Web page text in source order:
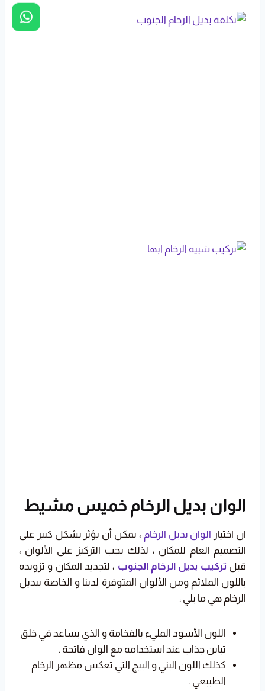
الوان بديل الرخام خميس مشيط
ان اختيار الوان بديل الرخام ، يمكن أن يؤثر بشكل كبير على
التصميم العام للمكان ، لذلك يجب التركيز على الألوان ،
قبلتركيب بديل الرخام الجنوب ، لتجديد المكان و تزويده
باللون الملائم ومن الألوان المتوفرة لدينا و الخاصة ببديل
الرخام هي ما يلي :
اللون الأسود المليء بالفخامة و الذي يساعد في خلق
تباين جذاب عند استخدامه مع الوان فاتحة .
كذلك اللون البني و البيج التي تعكس مظهر الرخام
الطبيعي .